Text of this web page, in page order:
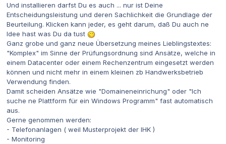
Und installieren darfst Du es auch ... nur ist Deine
Entscheidungsleistung und deren Sachlichkeit die Grundlage der
Beurteilung. Klicken kann jeder, es geht darum, daß Du auch ne
Idee hast was Du da tust
Ganz grobe und ganz neue Übersetzung meines Lieblingstextes:
"Komplex" im Sinne der Prüfungsordnung sind Ansätze, welche in
einem Datacenter oder einem Rechenzentrum eingesetzt werden
können und nicht mehr in einem kleinen zb Handwerksbetrieb
Verwendung finden.
Damit scheiden Ansätze wie "Domaineneinrichung" oder "Ich
suche ne Plattform für ein Windows Programm" fast automatisch
aus.
Gerne genommen werden:
- Telefonanlagen ( weil Musterprojekt der IHK )
- Monitoring